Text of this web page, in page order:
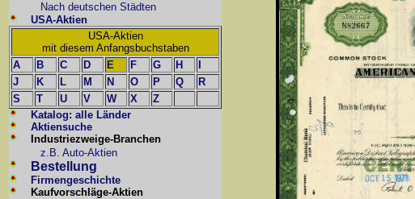
Nach deutschen Städten
USA-Aktien
USA-Aktien
mit diesem Anfangsbuchstaben
A
B C D E F G H
J
K L M N O P Q
R
S
T U V W X
Z
Katalog: alle Länder
Aktiensuche
Industriezweige-Branchen
z.B. Auto-Aktien
Bestellung
Firmengeschichte
Kaufvorschläge-Aktien